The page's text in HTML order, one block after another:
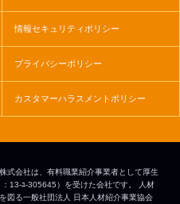
情報セキュリティポリシー
プライバシーポリシー
カスタマーハラスメントポリシー